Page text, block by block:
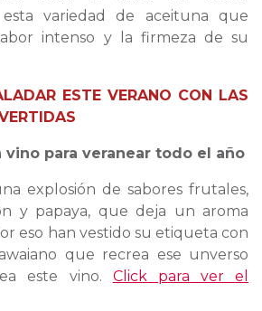
variedad de aceituna que
intenso y la firmeza de su
ESTE VERANO CON LAS
vino para veranear todo el año
explosión de sabores frutales,
y papaya, que deja un aroma
eso han vestido su etiqueta con
que recrea ese unverso
este vino. Click para ver el